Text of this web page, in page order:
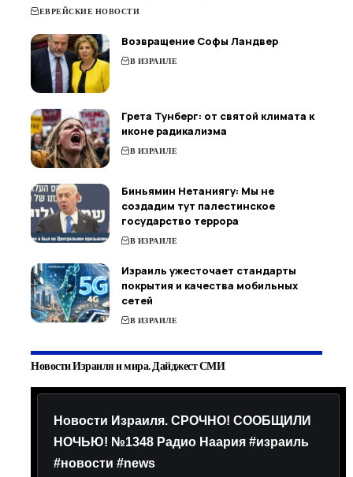
ЕВРЕЙСКИЕ НОВОСТИ
Возвращение Софы Ландвер
В ИЗРАИЛЕ
Грета Тунберг: от святой климата к
иконе радикализма
В ИЗРАИЛЕ
Биньямин Нетаниягу: Мы не
создадим тут палестинское
государство террора
В ИЗРАИЛЕ
Израиль ужесточает стандарты
покрытия и качества мобильных
сетей
В ИЗРАИЛЕ
Новости Израиля и мира. Дайджест СМИ